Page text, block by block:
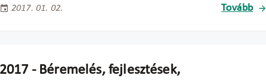
2017. 01. 02. Tovább
2017 - Béremelés, fejlesztések,